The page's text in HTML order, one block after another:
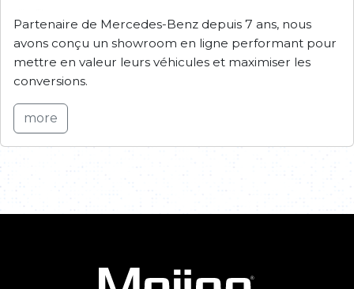
Partenaire de Mercedes-Benz depuis 7 ans, nous
avons conçu un showroom en ligne performant pour
mettre en valeur leurs véhicules et maximiser les
conversions.
more